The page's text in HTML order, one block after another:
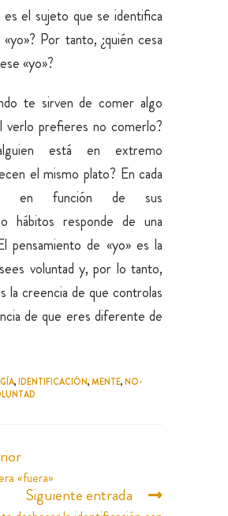
es el sujeto que se identifica
Por tanto, ¿quién cesa
«yo»?
te sirven de comer algo
verlo prefieres no comerlo?
está en extremo
el mismo plato? En cada
en función de sus
hábitos responde de una
pensamiento de «yo» es la
voluntad y, por lo tanto,
la creencia de que controlas
de que eres diferente de
, IDENTIFICACIÓN, MENTE, NO-
«fuera»
Siguiente entrada